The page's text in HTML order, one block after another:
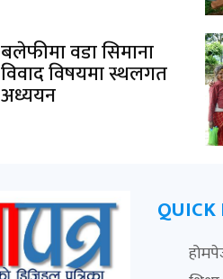
बलेफीमा वडा सिमाना
विवाद विषयमा स्थलगत
अध्ययन
QUICK